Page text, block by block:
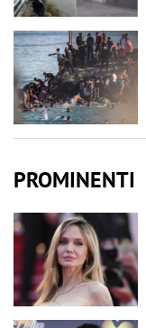
PROMINENTI